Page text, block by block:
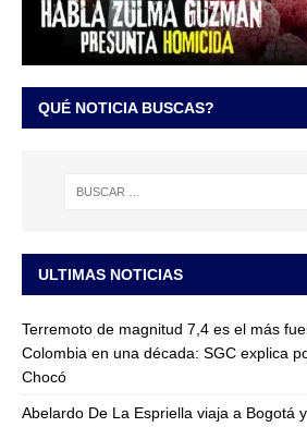
QUÉ NOTICIA BUSCAS?
ULTIMAS NOTICIAS
Terremoto de magnitud 7,4 es el más
Colombia en una década: SGC explica
Chocó
Abelardo De La Espriella viaja a Bogotá